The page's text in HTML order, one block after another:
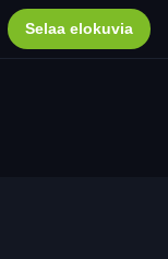
Selaa elokuvia